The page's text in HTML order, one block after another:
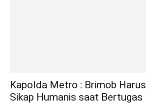
Kapolda Metro : Brimob
Sikap Humanis saat Bertugas